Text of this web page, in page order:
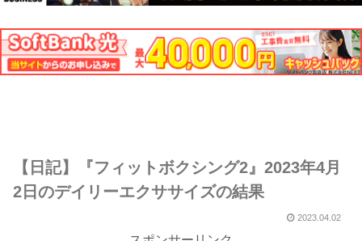
【日記】『フィットボクシング2』2023年4月
2日のデイリーエクササイズの結果
2023.04.02